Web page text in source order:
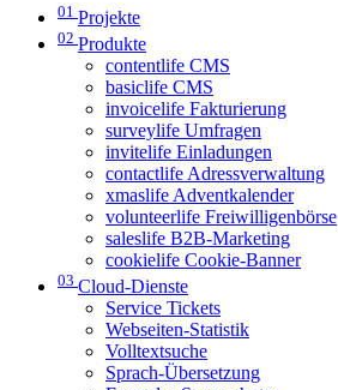
01 Projekte
02 Produkte
contentlife CMS
basiclife CMS
invoicelife Fakturierung
surveylife Umfragen
invitelife Einladungen
contactlife Adressverwaltung
xmaslife Adventkalender
volunteerlife Freiwilligenbörse
saleslife B2B-Marketing
cookielife Cookie-Banner
03 Cloud-Dienste
Service Tickets
Webseiten-Statistik
Volltextsuche
Sprach-Übersetzung